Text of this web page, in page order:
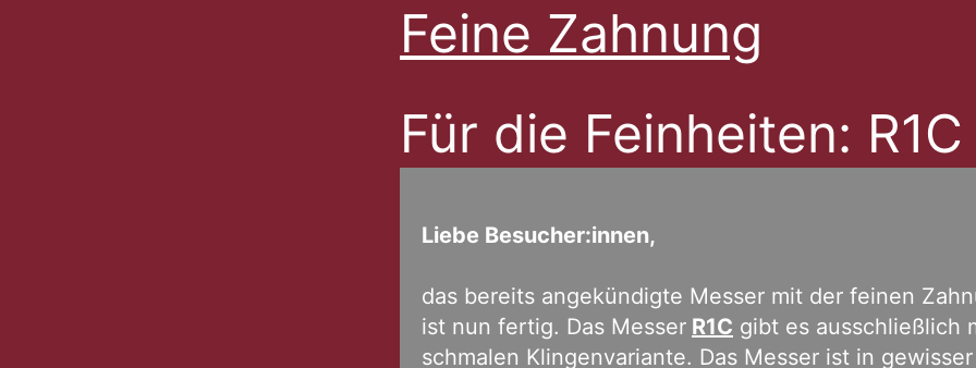
Feine Zahnung
Für die Feinheiten: R1C
Liebe Besucher:innen,
das bereits angekündigte Messer mit der feinen
ist nun fertig. Das Messer R1C gibt es ausschließlich
schmalen Klingenvariante. Das Messer ist in